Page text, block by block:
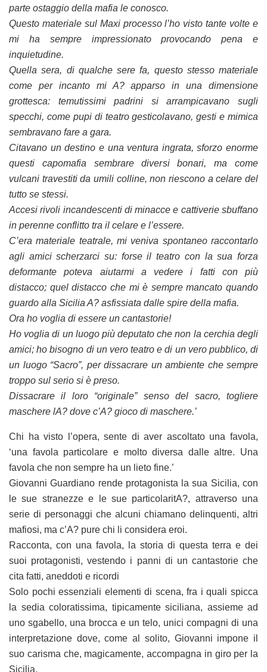
parte ostaggio della mafia le conosco.
Questo materiale sul Maxi processo l’ho visto tante volte e
mi ha sempre impressionato provocando pena e
inquietudine.
Quella sera, di qualche sere fa, questo stesso materiale
come per incanto mi A? apparso in una dimensione
grottesca: temutissimi padrini si arrampicavano sugli
specchi, come pupi di teatro gesticolavano, gesti e mimica
sembravano fare a gara.
Citavano un destino e una ventura ingrata, sforzo enorme
questi capomafia sembrare diversi bonari, ma come
vulcani travestiti da umili colline, non riescono a celare del
tutto se stessi.
Accesi rivoli incandescenti di minacce e cattiverie sbuffano
in perenne conflitto tra il celare e l’essere.
C’era materiale teatrale, mi veniva spontaneo raccontarlo
agli amici scherzarci su: forse il teatro con la sua forza
deformante poteva aiutarmi a vedere i fatti con più
distacco; quel distacco che mi è sempre mancato quando
guardo alla Sicilia A? asfissiata dalle spire della mafia.
Ora ho voglia di essere un cantastorie!
Ho voglia di un luogo più deputato che non la cerchia degli
amici; ho bisogno di un vero teatro e di un vero pubblico, di
un luogo “Sacro”, per dissacrare un ambiente che sempre
troppo sul serio si è preso.
Dissacrare il loro “originale” senso del sacro, togliere
maschere lA? dove c’A? gioco di maschere.’
Chi ha visto l’opera, sente di aver ascoltato una favola,
‘una favola particolare e molto diversa dalle altre. Una
favola che non sempre ha un lieto fine.’
Giovanni Guardiano rende protagonista la sua Sicilia, con
le sue stranezze e le sue particolaritA?, attraverso una
serie di personaggi che alcuni chiamano delinquenti, altri
mafiosi, ma c’A? pure chi li considera eroi.
Racconta, con una favola, la storia di questa terra e dei
suoi protagonisti, vestendo i panni di un cantastorie che
cita fatti, aneddoti e ricordi
Solo pochi essenziali elementi di scena, fra i quali spicca
la sedia coloratissima, tipicamente siciliana, assieme ad
uno sgabello, una brocca e un telo, unici compagni di una
interpretazione dove, come al solito, Giovanni impone il
suo carisma che, magicamente, accompagna in giro per la
Sicilia.